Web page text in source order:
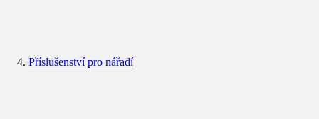
Příslušenství pro nářadí